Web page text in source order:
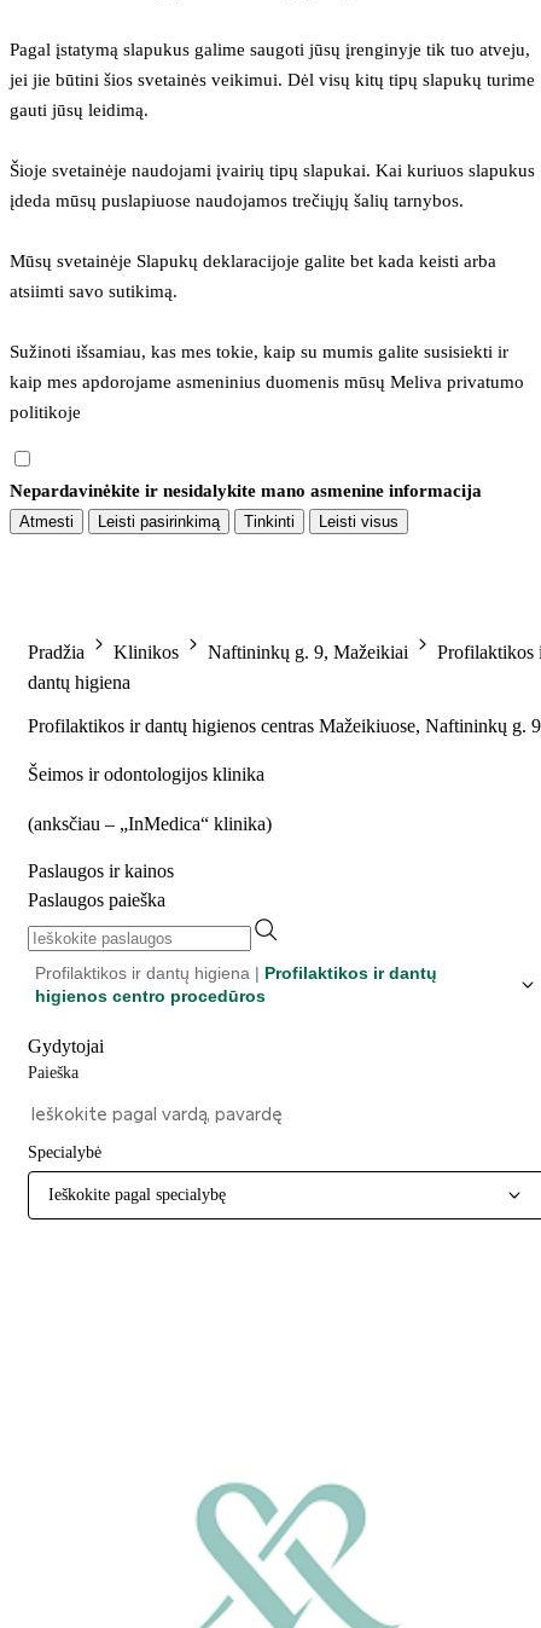
Pagal įstatymą slapukus galime saugoti jūsų įrenginyje tik tuo atveju,
jei jie būtini šios svetainės veikimui. Dėl visų kitų tipų slapukų turime
gauti jūsų leidimą.
Šioje svetainėje naudojami įvairių tipų slapukai. Kai kuriuos slapukus
įdeda mūsų puslapiuose naudojamos trečiųjų šalių tarnybos.
Mūsų svetainėje Slapukų deklaracijoje galite bet kada keisti arba
atsiimti savo sutikimą.
Sužinoti išsamiau, kas mes tokie, kaip su mumis galite susisiekti ir
kaip mes apdorojame asmeninius duomenis mūsų Meliva privatumo
politikoje
Nepardavinėkite ir nesidalykite mano asmenine informacija
Atmesti Leisti pasirinkimą Tinkinti Leisti visus
Pradžia Klinikos Naftininkų g. 9, Mažeikiai
Profilaktikos
dantų higiena
Profilaktikos ir dantų higienos centras Mažeikiuose, Naftininkų g. 9
Šeimos ir odontologijos klinika
(anksčiau – „InMedica“ klinika)
Paslaugos ir kainos
Paslaugos paieška
Profilaktikos ir dantų higiena | Profilaktikos ir dantų
higienos centro procedūros
Gydytojai
Paieška
Specialybė
Ieškokite pagal specialybę